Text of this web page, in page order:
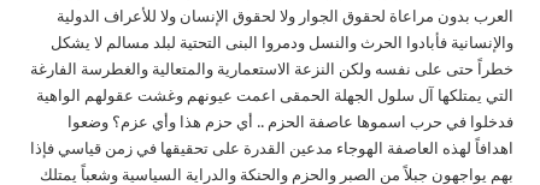
العرب بدون مراعاة لحقوق الجوار ولا لحقوق الإنسان ولا للأعراف الدولية
والإنسانية فأبادوا الحرث والنسل ودمروا البنى التحتية لبلد مسالم لا يشكل
خطراً حتى على نفسه ولكن النزعة الاستعمارية والمتعالية والغطرسة الفارغة
التي يمتلكها آل سلول الجهلة الحمقى اعمت عيونهم وغشت عقولهم الواهية
فدخلوا في حرب اسموها عاصفة الحزم .. أي حزم هذا وأي عزم؟ وضعوا
اهدافاً لهذه العاصفة الهوجاء مدعين القدرة على تحقيقها في زمن قياسي فإذا
بهم يواجهون جبلاً من الصبر والحزم والحنكة والدراية السياسية وشعباً يمتلك